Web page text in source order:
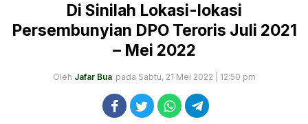
Di Sinilah Lokasi-lokasi
Persembunyian DPO Teroris Juli 2021
– Mei 2022
Oleh Jafar Bua pada Sabtu, 21 Mei 2022 | 12:50 pm